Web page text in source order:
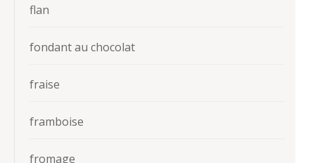
flan
fondant au chocolat
fraise
framboise
fromage